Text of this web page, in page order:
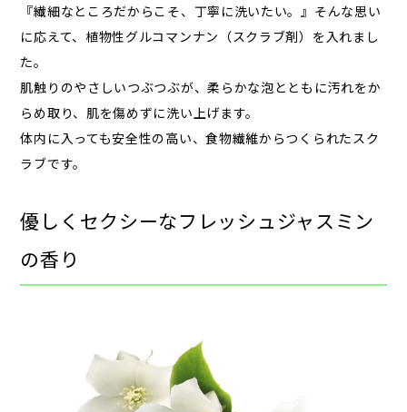
『繊細な​ところだから​こそ、​丁寧に​洗いたい。​』​そんな​思い
に​応えて、​植物性グルコマンナン​（スクラブ剤）を​入れまし
た。
肌触りの​やさしいつぶつぶが、​柔らかな​泡とともに​汚れを​か
ら​め取り、​肌を​傷めずに​洗い​上げます。
体内に​入っても​安全性の​高い、​食物繊維から​つくられた​スク
ラブです。​
優しく​セクシーな​フレッシュジャスミン
の​香り